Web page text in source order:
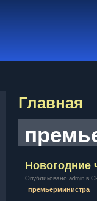
Главная
Новогодние
Опубликовано admin в
премьерминистра